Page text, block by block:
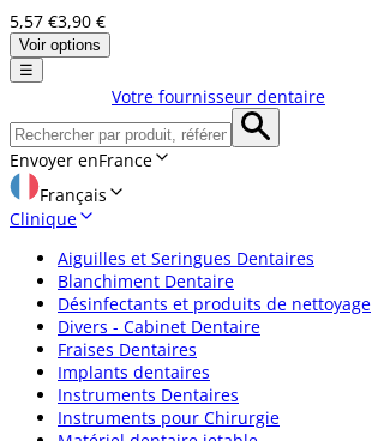
5,57 €3,90 €
Voir options
☰
Votre fournisseur dentaire
Envoyer enFrance
Français
Clinique
Aiguilles et Seringues Dentaires
Blanchiment Dentaire
Désinfectants et produits de nettoyage
Divers - Cabinet Dentaire
Fraises Dentaires
Implants dentaires
Instruments Dentaires
Instruments pour Chirurgie